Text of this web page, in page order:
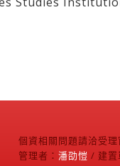
個資相關問題請洽受
管理者： 潘劭愷 / 建置